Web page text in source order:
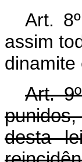
Art.
assim
dinamite
Art.
desta